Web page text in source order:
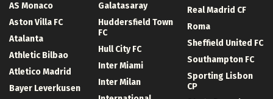
AS Monaco
Aston Villa FC
Atalanta
Athletic Bilbao
Atletico Madrid
Bayer Leverkusen
Galatasaray
Huddersfield Town
FC
Hull City FC
Inter Miami
Inter Milan
Real Madrid CF
Roma
Sheffield United FC
Southampton FC
Sporting Lisbon
CP